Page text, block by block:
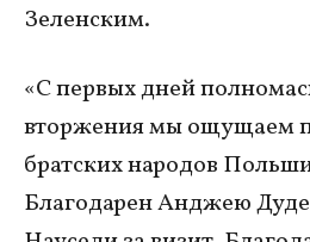
Зеленским.
«С первых дней
вторжения мы ощущаем
братских народов
Благодарен Анджею